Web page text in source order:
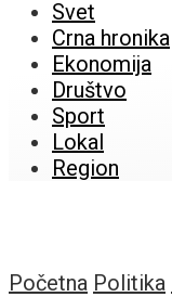
Svet
Crna hronika
Ekonomija
Društvo
Sport
Lokal
Region
Početna Politika